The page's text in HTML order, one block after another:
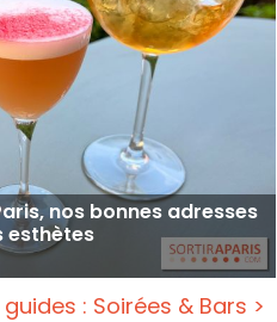
nos bonnes adresses
esthètes
: Soirées & Bars >